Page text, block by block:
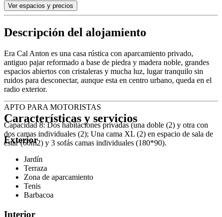
Ver espacios y precios
Descripción del alojamiento
Era Cal Anton es una casa rústica con aparcamiento privado,
antiguo pajar reformado a base de piedra y madera noble, grandes
espacios abiertos con cristaleras y mucha luz, lugar tranquilo sin
ruidos para desconectar, aunque esta en centro urbano, queda en el
radio exterior.
APTO PARA MOTORISTAS
Capacidad 8: Dos habitaciones privadas (una doble (2) y otra con
dos camas individuales (2); Una cama XL (2) en espacio de sala de
estar (60m2) y 3 sofás camas individuales (180*90).
Características y servicios
Exterior
Jardín
Terraza
Zona de aparcamiento
Tenis
Barbacoa
Interior